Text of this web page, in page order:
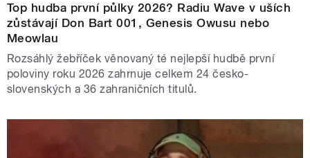
Top hudba první půlky 2026? Radiu Wave v uších
zůstávají Don Bart 001, Genesis Owusu nebo
Meowlau
Rozsáhlý žebříček věnovaný té nejlepší hudbě první
poloviny roku 2026 zahrnuje celkem 24 česko-
slovenských a 36 zahraničních titulů.